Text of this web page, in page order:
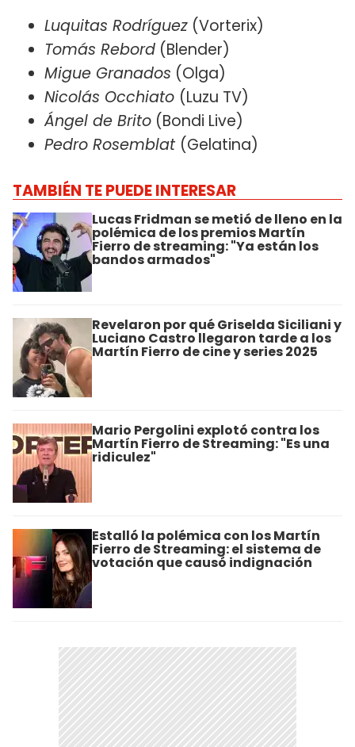
Luquitas Rodríguez (Vorterix)
Tomás Rebord (Blender)
Migue Granados (Olga)
Nicolás Occhiato (Luzu TV)
Ángel de Brito (Bondi Live)
Pedro Rosemblat (Gelatina)
TAMBIÉN TE PUEDE INTERESAR
Lucas Fridman se metió de lleno en la
polémica de los premios Martín
Fierro de streaming: "Ya están los
bandos armados"
Revelaron por qué Griselda Siciliani y
Luciano Castro llegaron tarde a los
Martín Fierro de cine y series 2025
Mario Pergolini explotó contra los
Martín Fierro de Streaming: "Es una
ridiculez"
Estalló la polémica con los Martín
Fierro de Streaming: el sistema de
votación que causó indignación